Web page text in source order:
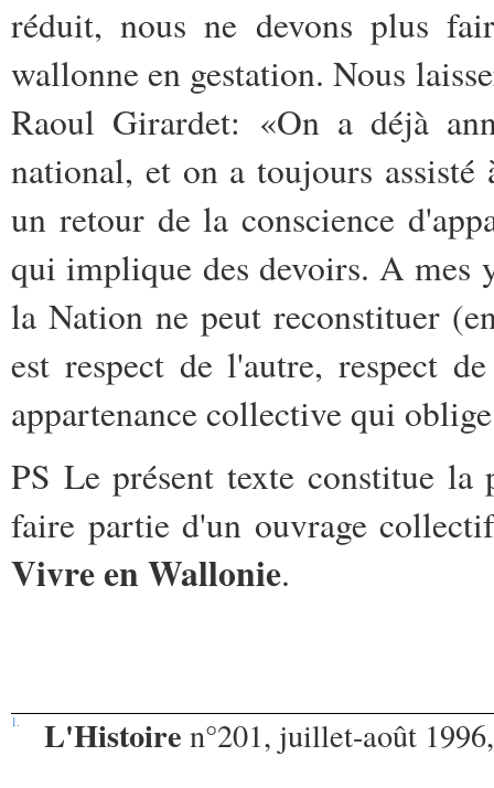
réduit, nous ne devons plus
wallonne en gestation. Nous
Raoul Girardet: «On a déjà
national, et on a toujours assisté
un retour de la conscience
qui implique des devoirs. A mes
la Nation ne peut reconstituer
est respect de l'autre, respect
appartenance collective qui
PS Le présent texte constitue
faire partie d'un ouvrage
Vivre en Wallonie.
1. L'Histoire n°201, juillet-août